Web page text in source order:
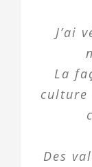
J’ai
La
culture
Des